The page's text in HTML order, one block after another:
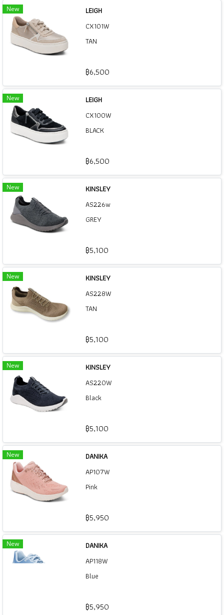
New
LEIGH
CX101W
TAN
฿6,500
New
LEIGH
CX100W
BLACK
฿6,500
New
KINSLEY
AS226w
GREY
฿5,100
New
KINSLEY
AS228W
TAN
฿5,100
New
KINSLEY
AS220W
Black
฿5,100
New
DANIKA
AP107W
Pink
฿5,950
New
DANIKA
AP118W
Blue
฿5,950